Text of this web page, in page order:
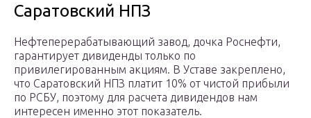
Саратовский НПЗ
Нефтеперерабатывающий завод, дочка Роснефти,
гарантирует дивиденды только по
привилегированным акциям. В Уставе закреплено,
что Саратовский НПЗ платит 10% от чистой прибыли
по РСБУ, поэтому для расчета дивидендов нам
интересен именно этот показатель.